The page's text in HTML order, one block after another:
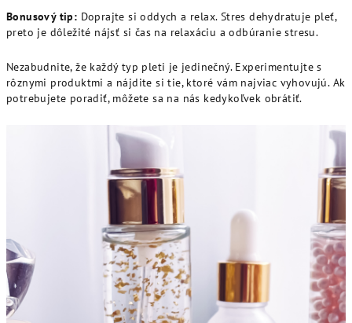
Bonusový tip: Doprajte si oddych a relax. Stres dehydratuje pleť,
preto je dôležité nájsť si čas na relaxáciu a odbúranie stresu.
Nezabudnite, že každý typ pleti je jedinečný. Experimentujte s
rôznymi produktmi a nájdite si tie, ktoré vám najviac vyhovujú. Ak
potrebujete poradiť, môžete sa na nás kedykoľvek obrátiť.